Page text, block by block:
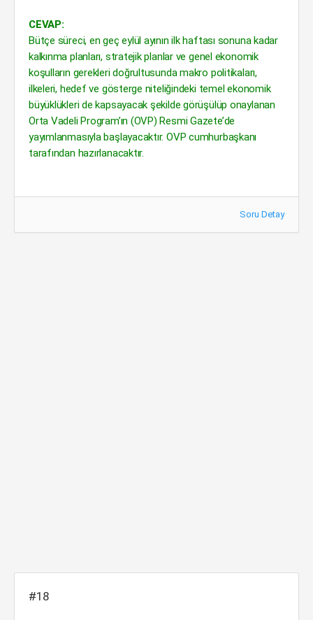
CEVAP:
Bütçe süreci, en geç eylül ayının ilk haftası sonuna kadar
kalkınma planları, stratejik planlar ve genel ekonomik
koşulların gerekleri doğrultusunda makro politikaları,
ilkeleri, hedef ve gösterge niteliğindeki temel ekonomik
büyüklükleri de kapsayacak şekilde görüşülüp onaylanan
Orta Vadeli Program’ın (OVP) Resmi Gazete’de
yayımlanmasıyla başlayacaktır. OVP cumhurbaşkanı
tarafından hazırlanacaktır.
Soru Detay
#18